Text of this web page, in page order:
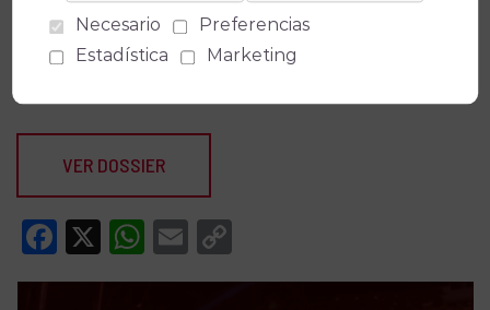
Precio
VER DOSSIER
Facebook
X WhatsApp
Email
Link
Necesario
Preferencias
Estadística
Marketing